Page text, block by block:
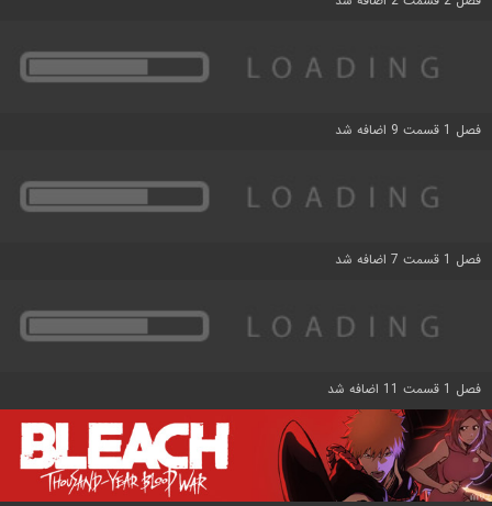
فصل 1 قسمت 9 اضافه شد
فصل 1 قسمت 7 اضافه شد
فصل 1 قسمت 11 اضافه شد